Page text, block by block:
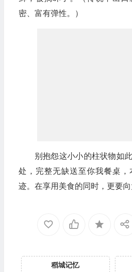
密、富有弹性。）
别抱怨这小小的柱状物如
处，完整无缺送至你我餐桌
迹。在享用美食的同时，更要向
稻城记忆